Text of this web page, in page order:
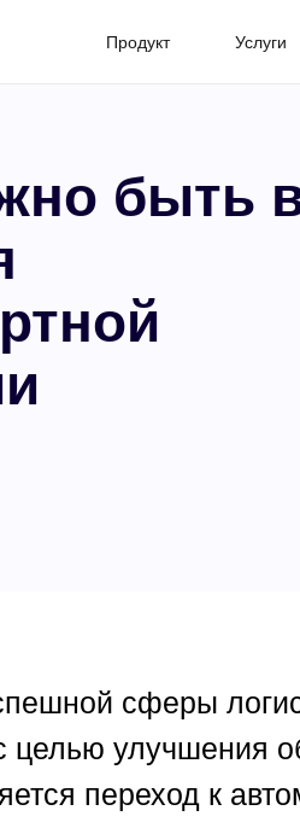
Продукт Услуги
быть
сферы
целью улучшения
переход к